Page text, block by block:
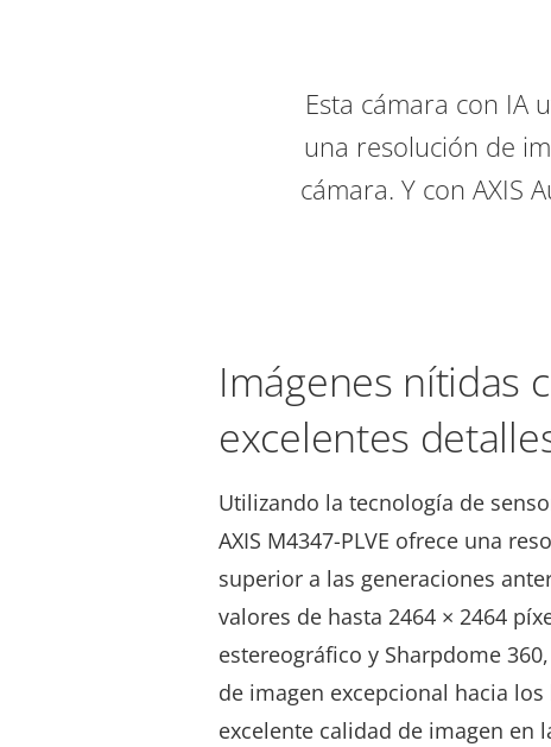
Esta cámara con IA
una resolución de
cámara. Y con AXIS
Imágenes nítidas
excelentes
Utilizando la tecnología de
AXIS M4347-PLVE ofrece una
superior a las generaciones
valores de hasta 2464 × 2464
estereográfico y Sharpdome
de imagen excepcional hacia
excelente calidad de imagen en